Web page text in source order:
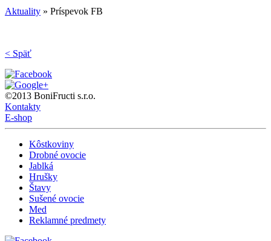
Aktuality » Príspevok FB
< Späť
©2013 BoniFructi s.r.o.
Kontakty
E-shop
Kôstkoviny
Drobné ovocie
Jablká
Hrušky
Štavy
Sušené ovocie
Med
Reklamné predmety